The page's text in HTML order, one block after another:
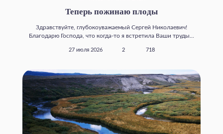
Теперь пожинаю плоды
Здравствуйте, глубокоуважаемый Сергей Николаевич!
Благодарю Господа, что когда‑то я встретила Ваши труды...
27 июля 2026 2 718